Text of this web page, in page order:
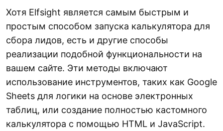
Хотя Elfsight является самым быстрым и
простым способом запуска калькулятора для
сбора лидов, есть и другие способы
реализации подобной функциональности на
вашем сайте. Эти методы включают
использование инструментов, таких как Google
Sheets для логики на основе электронных
таблиц, или создание полностью кастомного
калькулятора с помощью HTML и JavaScript.